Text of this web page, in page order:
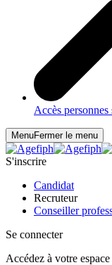
Accès personnes
MenuFermer le menu
S'inscrire
Candidat
Recruteur
Conseiller
Se connecter
Accédez à votre